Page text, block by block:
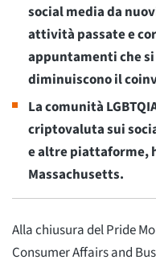
social media da
attività passate e
appuntamenti che
diminuiscono il
La comunità
criptovaluta sui
e altre piattaforme,
Massachusetts.
Alla chiusura del Pride
Consumer Affairs and